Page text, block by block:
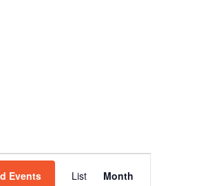
Events List Month